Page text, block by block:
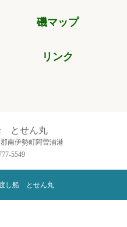
磯マップ
リンク
とせん丸
南伊勢町阿曽浦港
5549
し船 とせん丸